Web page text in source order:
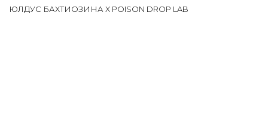
ЮЛДУС БАХТИОЗИНА Х POISON DROP LAB